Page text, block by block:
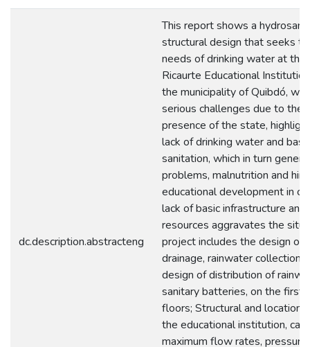
dc.description.abstracteng
This report shows a
structural design that seeks
needs of drinking water at the
Ricaurte Educational
the municipality of Quibdó,
serious challenges due to the
presence of the state,
lack of drinking water and basic
sanitation, which in turn
problems, malnutrition and
educational development in
lack of basic infrastructure and
resources aggravates the
project includes the design of
drainage, rainwater collection
design of distribution of
sanitary batteries, on the first
floors; Structural and location
the educational institution,
maximum flow rates,